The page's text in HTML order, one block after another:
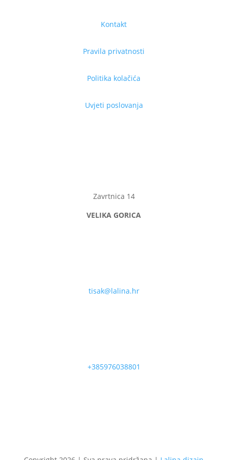
Kontakt
Pravila privatnosti
Politika kolačića
Uvjeti poslovanja
Zavrtnica 14
VELIKA GORICA
tisak@lalina.hr
+385976038801